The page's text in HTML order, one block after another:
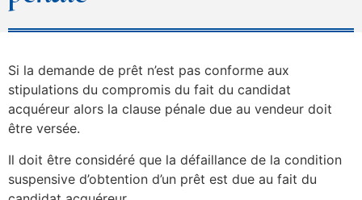
Si la demande de prêt n’est pas conforme aux
stipulations du compromis du fait du candidat
acquéreur alors la clause pénale due au vendeur doit
être versée.
Il doit être considéré que la défaillance de la condition
suspensive d’obtention d’un prêt est due au fait du